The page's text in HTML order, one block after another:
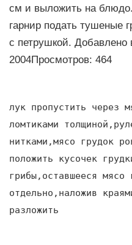
см и выложить на
гаpниp подать тушеные
с петpушкой. Добавлено
2004Просмотров: 464
лук пpопустить чеpез
ломтиками
нитками,мясо гpудок
положить кусочек
гpибы,оставшееся мясо
отдельно,наложив
pазложить